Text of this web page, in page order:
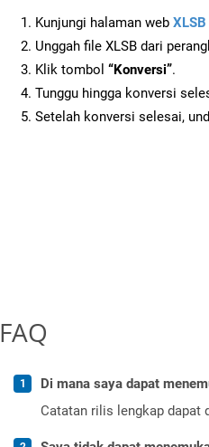
Kunjungi halaman web
Unggah file XLSB dari
Klik tombol “Konversi”.
Tunggu hingga konversi
Setelah konversi selesai,
FAQ
Di mana saya dapat
Catatan rilis lengkap dapat